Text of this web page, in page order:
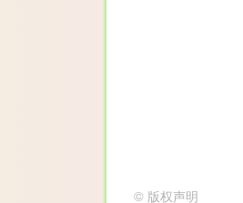
© 版权声明